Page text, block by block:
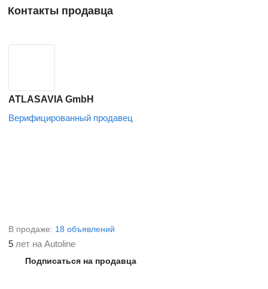
Контакты продавца
ATLASAVIA GmbH
Верифицированный продавец
В продаже: 18 объявлений
5 лет на Autoline
Подписаться на продавца